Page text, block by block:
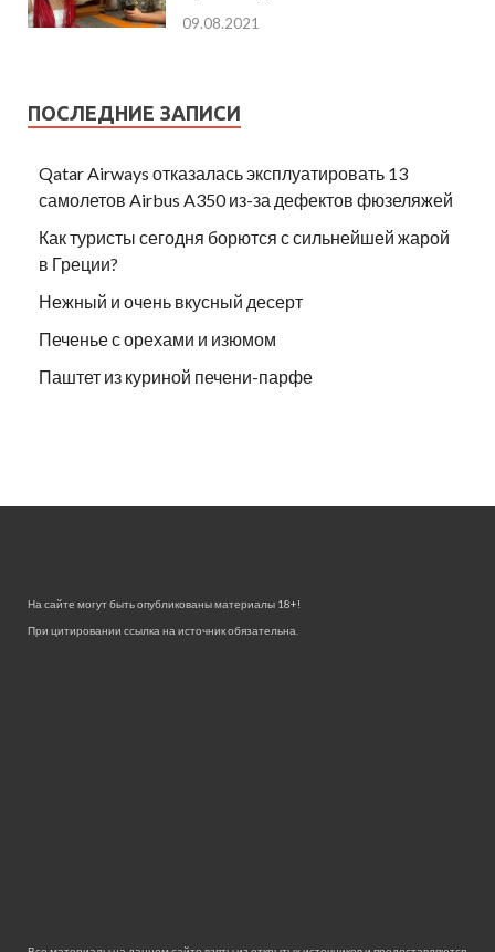
09.08.2021
ПОСЛЕДНИЕ ЗАПИСИ
Qatar Airways отказалась эксплуатировать 13
самолетов Airbus A350 из-за дефектов фюзеляжей
Как туристы сегодня борются с сильнейшей жарой
в Греции?
Нежный и очень вкусный десерт
Печенье с орехами и изюмом
Паштет из куриной печени-парфе
На сайте могут быть опубликованы материалы 18+!
При цитировании ссылка на источник обязательна.